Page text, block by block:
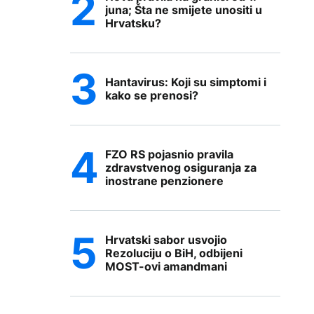
juna; Šta ne smijete unositi u
Hrvatsku?
Hantavirus: Koji su simptomi i
kako se prenosi?
FZO RS pojasnio pravila
zdravstvenog osiguranja za
inostrane penzionere
Hrvatski sabor usvojio
Rezoluciju o BiH, odbijeni
MOST-ovi amandmani